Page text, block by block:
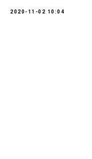
2020-11-02 10:04